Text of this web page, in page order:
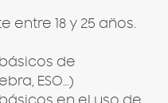
entre 18 y 25 años.
de
ESO…)